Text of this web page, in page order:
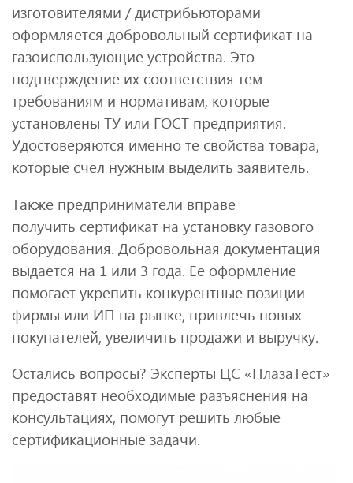
изготовителями / дистрибьюторами
оформляется добровольный сертификат на
газоиспользующие устройства. Это
подтверждение их соответствия тем
требованиям и нормативам, которые
установлены ТУ или ГОСТ предприятия.
Удостоверяются именно те свойства товара,
которые счел нужным выделить заявитель.
Также предприниматели вправе
получить сертификат на установку газового
оборудования. Добровольная документация
выдается на 1 или 3 года. Ее оформление
помогает укрепить конкурентные позиции
фирмы или ИП на рынке, привлечь новых
покупателей, увеличить продажи и выручку.
Остались вопросы? Эксперты ЦС «ПлазаТест»
предоставят необходимые разъяснения на
консультациях, помогут решить любые
сертификационные задачи.